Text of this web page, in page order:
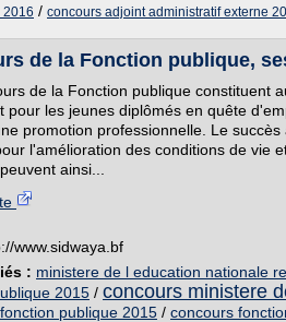
2016 / concours adjoint administratif externe
de la Fonction publique,
de la Fonction publique constituent
pour les jeunes diplômés en quête
promotion professionnelle. Le
l'amélioration des conditions de vie
ainsi...
www.sidwaya.bf
: ministere de l education nationale
2015 / concours ministere
publique 2015 / concours